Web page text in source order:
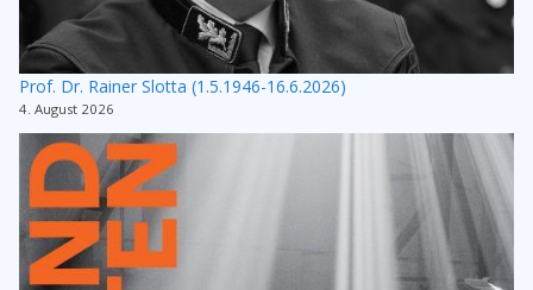
Prof. Dr. Rainer Slotta (1.5.1946-16.6.2026)
4. August 2026